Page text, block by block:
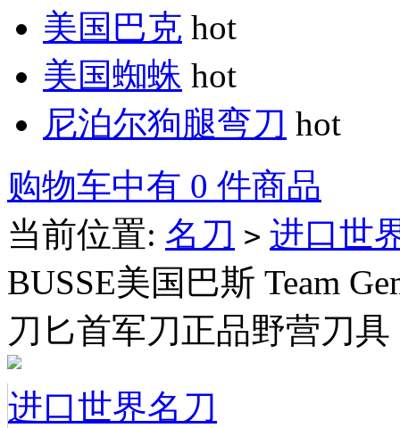
美国巴克 hot
美国蜘蛛 hot
尼泊尔狗腿弯刀 hot
购物车中有 0 件商品
当前位置: 名刀 > 进口世
BUSSE美国巴斯 Team
刀匕首军刀正品野营刀具
进口世界名刀